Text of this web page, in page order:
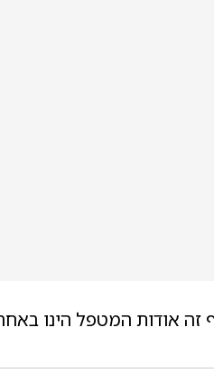
זה אודות המטפל הינו